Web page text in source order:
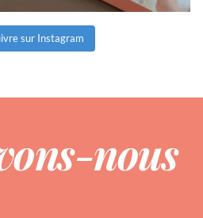
sur Instagram
nous